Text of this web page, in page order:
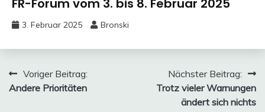
FR-Forum vom 3. bis 8. Februar 2025
3. Februar 2025 Bronski
Beitragsnavigation
Voriger Beitrag:
Andere Prioritäten
Nächster Beitrag:
Trotz vieler Warnungen
ändert sich nichts